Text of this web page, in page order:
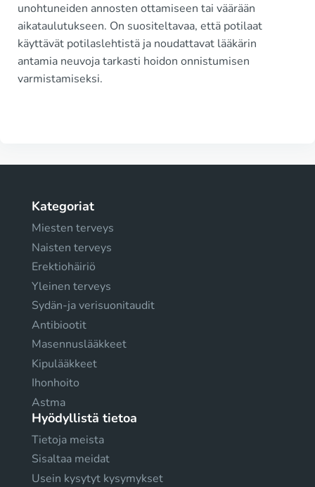
unohtuneiden annosten ottamiseen tai väärään
aikataulutukseen. On suositeltavaa, että potilaat
käyttävät potilaslehtistä ja noudattavat lääkärin
antamia neuvoja tarkasti hoidon onnistumisen
varmistamiseksi.
Kategoriat
Miesten terveys
Naisten terveys
Erektiohäiriö
Yleinen terveys
Sydän-ja verisuonitaudit
Antibiootit
Masennuslääkkeet
Kipulääkkeet
Ihonhoito
Astma
Hyödyllistä tietoa
Tietoja meista
Sisaltaa meidat
Usein kysytyt kysymykset